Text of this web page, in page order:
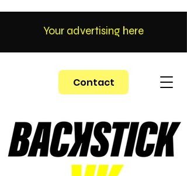
Contact
Your advertising here